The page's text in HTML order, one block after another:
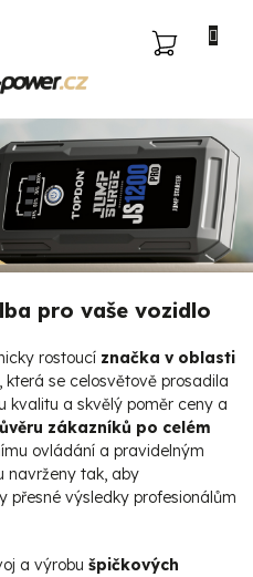
NÁKUPNÍ
pro vaše vozidlo
rostoucí značka v oblasti
, která se celosvětově prosadila
kvalitu a skvělý poměr ceny a
zákazníků po celém
ovládání a pravidelným
navrženy tak, aby
přesné výsledky profesionálům
a výrobu špičkových